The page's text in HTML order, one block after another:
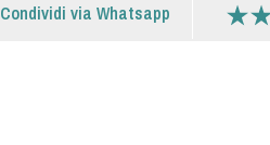
Condividi via Whatsapp